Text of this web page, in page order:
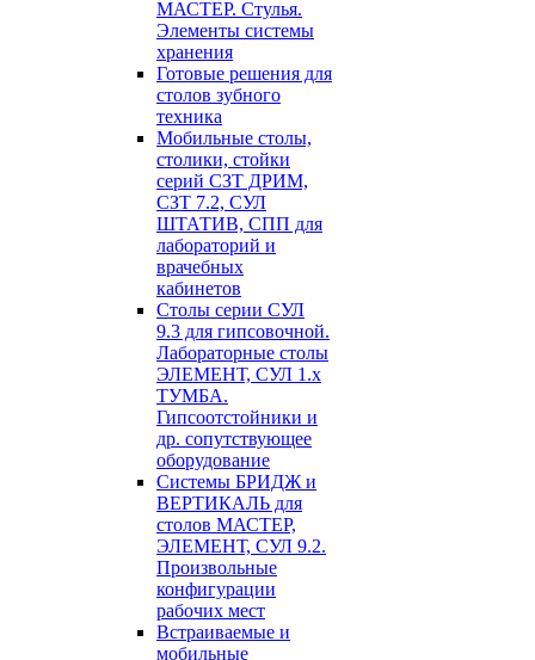
МАСТЕР. Стулья.
Элементы системы
хранения
Готовые решения для
столов зубного
техника
Мобильные столы,
столики, стойки
серий СЗТ ДРИМ,
СЗТ 7.2, СУЛ
ШТАТИВ, СПП для
лабораторий и
врачебных
кабинетов
Столы серии СУЛ
9.3 для гипсовочной.
Лабораторные столы
ЭЛЕМЕНТ, СУЛ 1.х
ТУМБА.
Гипсоотстойники и
др. сопутствующее
оборудование
Системы БРИДЖ и
ВЕРТИКАЛЬ для
столов МАСТЕР,
ЭЛЕМЕНТ, СУЛ 9.2.
Произвольные
конфигурации
рабочих мест
Встраиваемые и
мобильные